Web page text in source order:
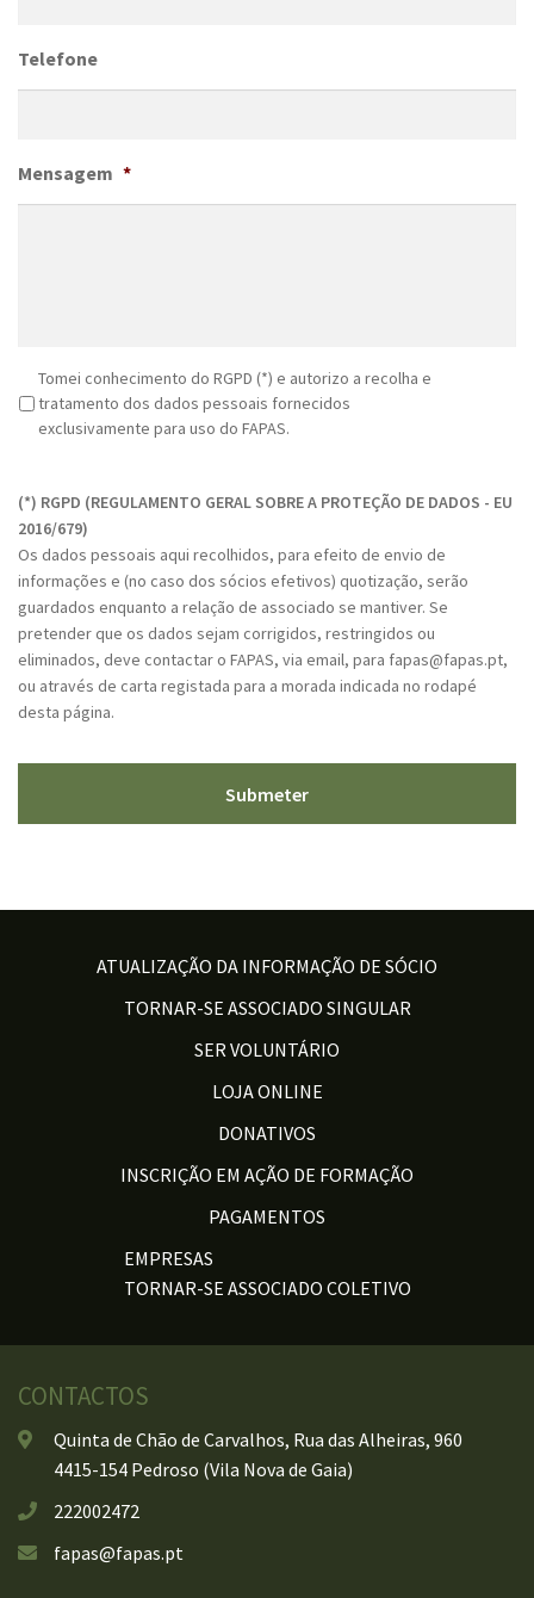
Telefone
Mensagem *
G
Tomei conhecimento do RGPD (*) e autorizo a recolha e
tratamento dos dados pessoais fornecidos
exclusivamente para uso do FAPAS.
A
P
C
H
A
(*) RGPD (REGULAMENTO GERAL SOBRE A PROTEÇÃO DE DADOS - EU
2016/679)
Os dados pessoais aqui recolhidos, para efeito de envio de
informações e (no caso dos sócios efetivos) quotização, serão
guardados enquanto a relação de associado se mantiver. Se
pretender que os dados sejam corrigidos, restringidos ou
eliminados, deve contactar o FAPAS, via email, para fapas@fapas.pt,
ou através de carta registada para a morada indicada no rodapé
desta página.
ATUALIZAÇÃO DA INFORMAÇÃO DE SÓCIO
TORNAR-SE ASSOCIADO SINGULAR
SER VOLUNTÁRIO
LOJA ONLINE
DONATIVOS
INSCRIÇÃO EM AÇÃO DE FORMAÇÃO
PAGAMENTOS
EMPRESAS
TORNAR-SE ASSOCIADO COLETIVO
CONTACTOS
Quinta de Chão de Carvalhos, Rua das Alheiras, 960
4415-154 Pedroso (Vila Nova de Gaia)
222002472
fapas@fapas.pt